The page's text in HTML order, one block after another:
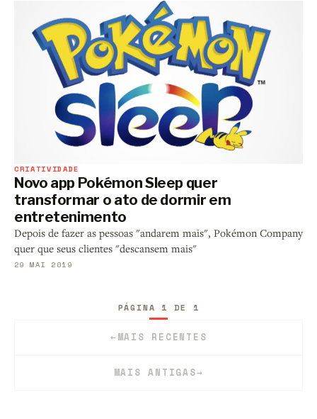
CRIATIVIDADE
Novo app Pokémon Sleep quer
transformar o ato de dormir em
entretenimento
Depois de fazer as pessoas "andarem mais", Pokémon Company
quer que seus clientes "descansem mais"
29 MAI 2019
←MAIS RECENTES
PÁGINA 1 DE 1
MAIS ANTIGAS→